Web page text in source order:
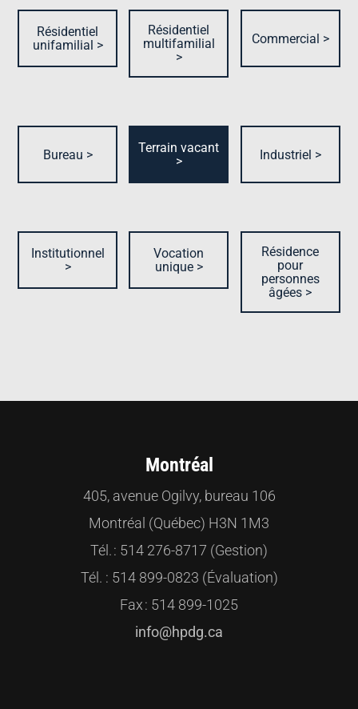
Résidentiel
unifamilial >
Résidentiel
multifamilial
>
Commercial >
Bureau >
Terrain vacant
>
Industriel >
Institutionnel
>
Vocation
unique >
Résidence
pour
personnes
âgées >
Montréal
405, avenue Ogilvy, bureau 106
Montréal (Québec) H3N 1M3
Tél. : 514 276-8717 (Gestion)
Tél. : 514 899-0823 (Évaluation)
Fax : 514 899-1025
info@hpdg.ca